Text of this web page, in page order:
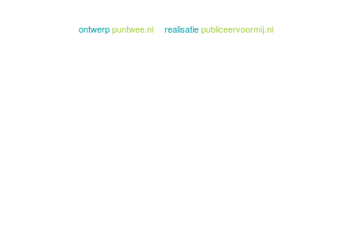
ontwerppuntwee.nl realisatiepubliceervoormij.nl